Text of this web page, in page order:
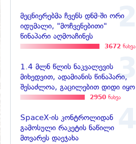
მეცნიერებმა ჩვენს დნმ-ში ორი
იდუმალი, "მოჩვენებითი"
წინაპარი აღმოაჩინეს
3672 ნახვა
1.4 მლნ წლის ნაკვალევის
მიხედვით, ადამიანის წინაპარი,
შესაძლოა, გაცილებით დიდი იყო
2950 ნახვა
SpaceX-ის კონტროლიდან
გამოსული რაკეტის ნაწილი
მთვარეს დაეჯახა